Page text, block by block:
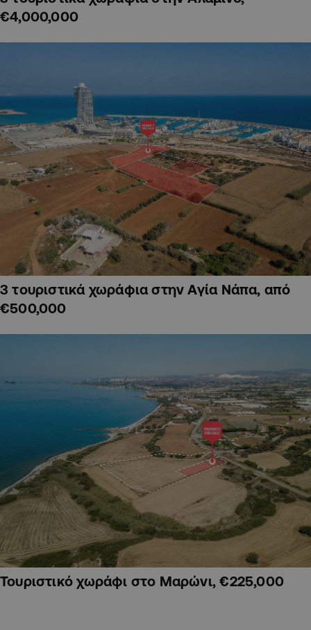
€4,000,000
3 τουριστικά χωράφια στην Αγία Νάπα, από
€500,000
Τουριστικό χωράφι στο Μαρώνι, €225,000